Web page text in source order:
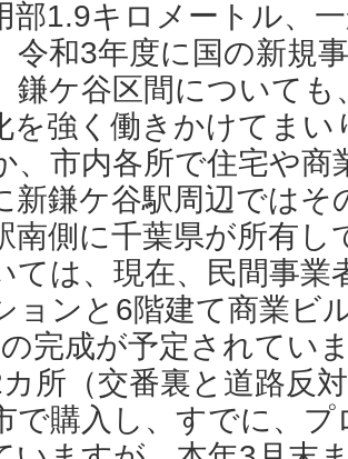
部1.9キロメートル、
令和3年度に国の新規
鎌ケ谷区間について
を強く働きかけてまい
、市内各所で住宅や商
新鎌ケ谷駅周辺では
南側に千葉県が所有
ては、現在、民間事
ョンと6階建て商業ビ
完成が予定されてい
所（交番裏と道路反
で購入し、すでに、